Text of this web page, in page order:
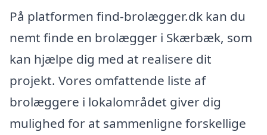
På platformen find-brolægger.dk kan du
nemt finde en brolægger i Skærbæk, som
kan hjælpe dig med at realisere dit
projekt. Vores omfattende liste af
brolæggere i lokalområdet giver dig
mulighed for at sammenligne forskellige